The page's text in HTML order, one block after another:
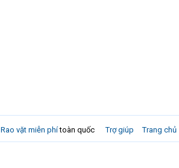
Trợ giúp Trang chủ
Rao vặt miễn phítoàn quốc